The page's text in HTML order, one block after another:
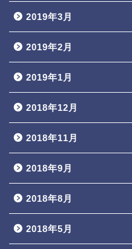
2019年3月
2019年2月
2019年1月
2018年12月
2018年11月
2018年9月
2018年8月
2018年5月